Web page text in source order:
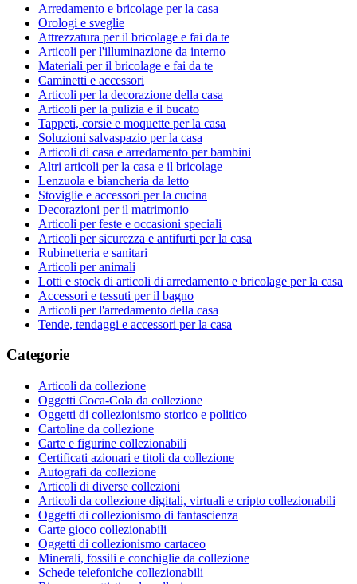
Arredamento e bricolage per la casa
Orologi e sveglie
Attrezzatura per il bricolage e fai da te
Articoli per l'illuminazione da interno
Materiali per il bricolage e fai da te
Caminetti e accessori
Articoli per la decorazione della casa
Articoli per la pulizia e il bucato
Tappeti, corsie e moquette per la casa
Soluzioni salvaspazio per la casa
Articoli di casa e arredamento per bambini
Altri articoli per la casa e il bricolage
Lenzuola e biancheria da letto
Stoviglie e accessori per la cucina
Decorazioni per il matrimonio
Articoli per feste e occasioni speciali
Articoli per sicurezza e antifurti per la casa
Rubinetteria e sanitari
Articoli per animali
Lotti e stock di articoli di arredamento e bricolage per la casa
Accessori e tessuti per il bagno
Articoli per l'arredamento della casa
Tende, tendaggi e accessori per la casa
Categorie
Articoli da collezione
Oggetti Coca-Cola da collezione
Oggetti di collezionismo storico e politico
Cartoline da collezione
Carte e figurine collezionabili
Certificati azionari e titoli da collezione
Autografi da collezione
Articoli di diverse collezioni
Articoli da collezione digitali, virtuali e cripto collezionabili
Oggetti di collezionismo di fantascienza
Carte gioco collezionabili
Oggetti di collezionismo cartaceo
Minerali, fossili e conchiglie da collezione
Schede telefoniche collezionabili